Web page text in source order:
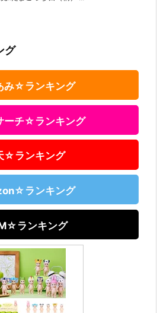
グ
み☆ランキング
ーチ☆ランキング
☆ランキング
ランキング
ランキング